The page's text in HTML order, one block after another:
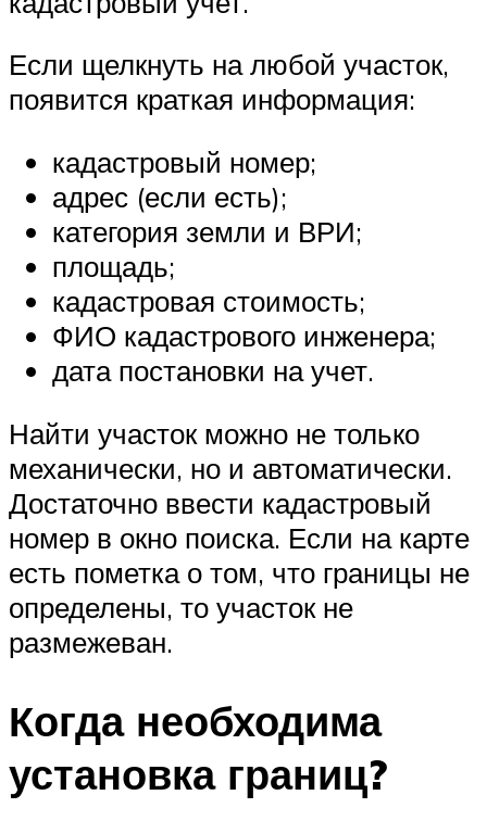
Если щелкнуть на любой участок,
появится краткая информация:
кадастровый номер;
адрес (если есть);
категория земли и ВРИ;
площадь;
кадастровая стоимость;
ФИО кадастрового инженера;
дата постановки на учет.
Найти участок можно не только
механически, но и автоматически.
Достаточно ввести кадастровый
номер в окно поиска. Если на карте
есть пометка о том, что границы не
определены, то участок не
размежеван.
Когда необходима
установка границ?